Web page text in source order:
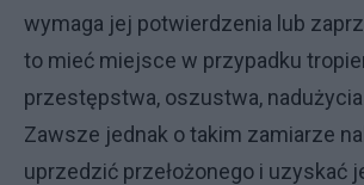
wymaga jej potwierdzenia lub
to mieć miejsce w przypadku
przestępstwa, oszustwa, nadużycia
Zawsze jednak o takim zamiarze
uprzedzić przełożonego i uzyskać